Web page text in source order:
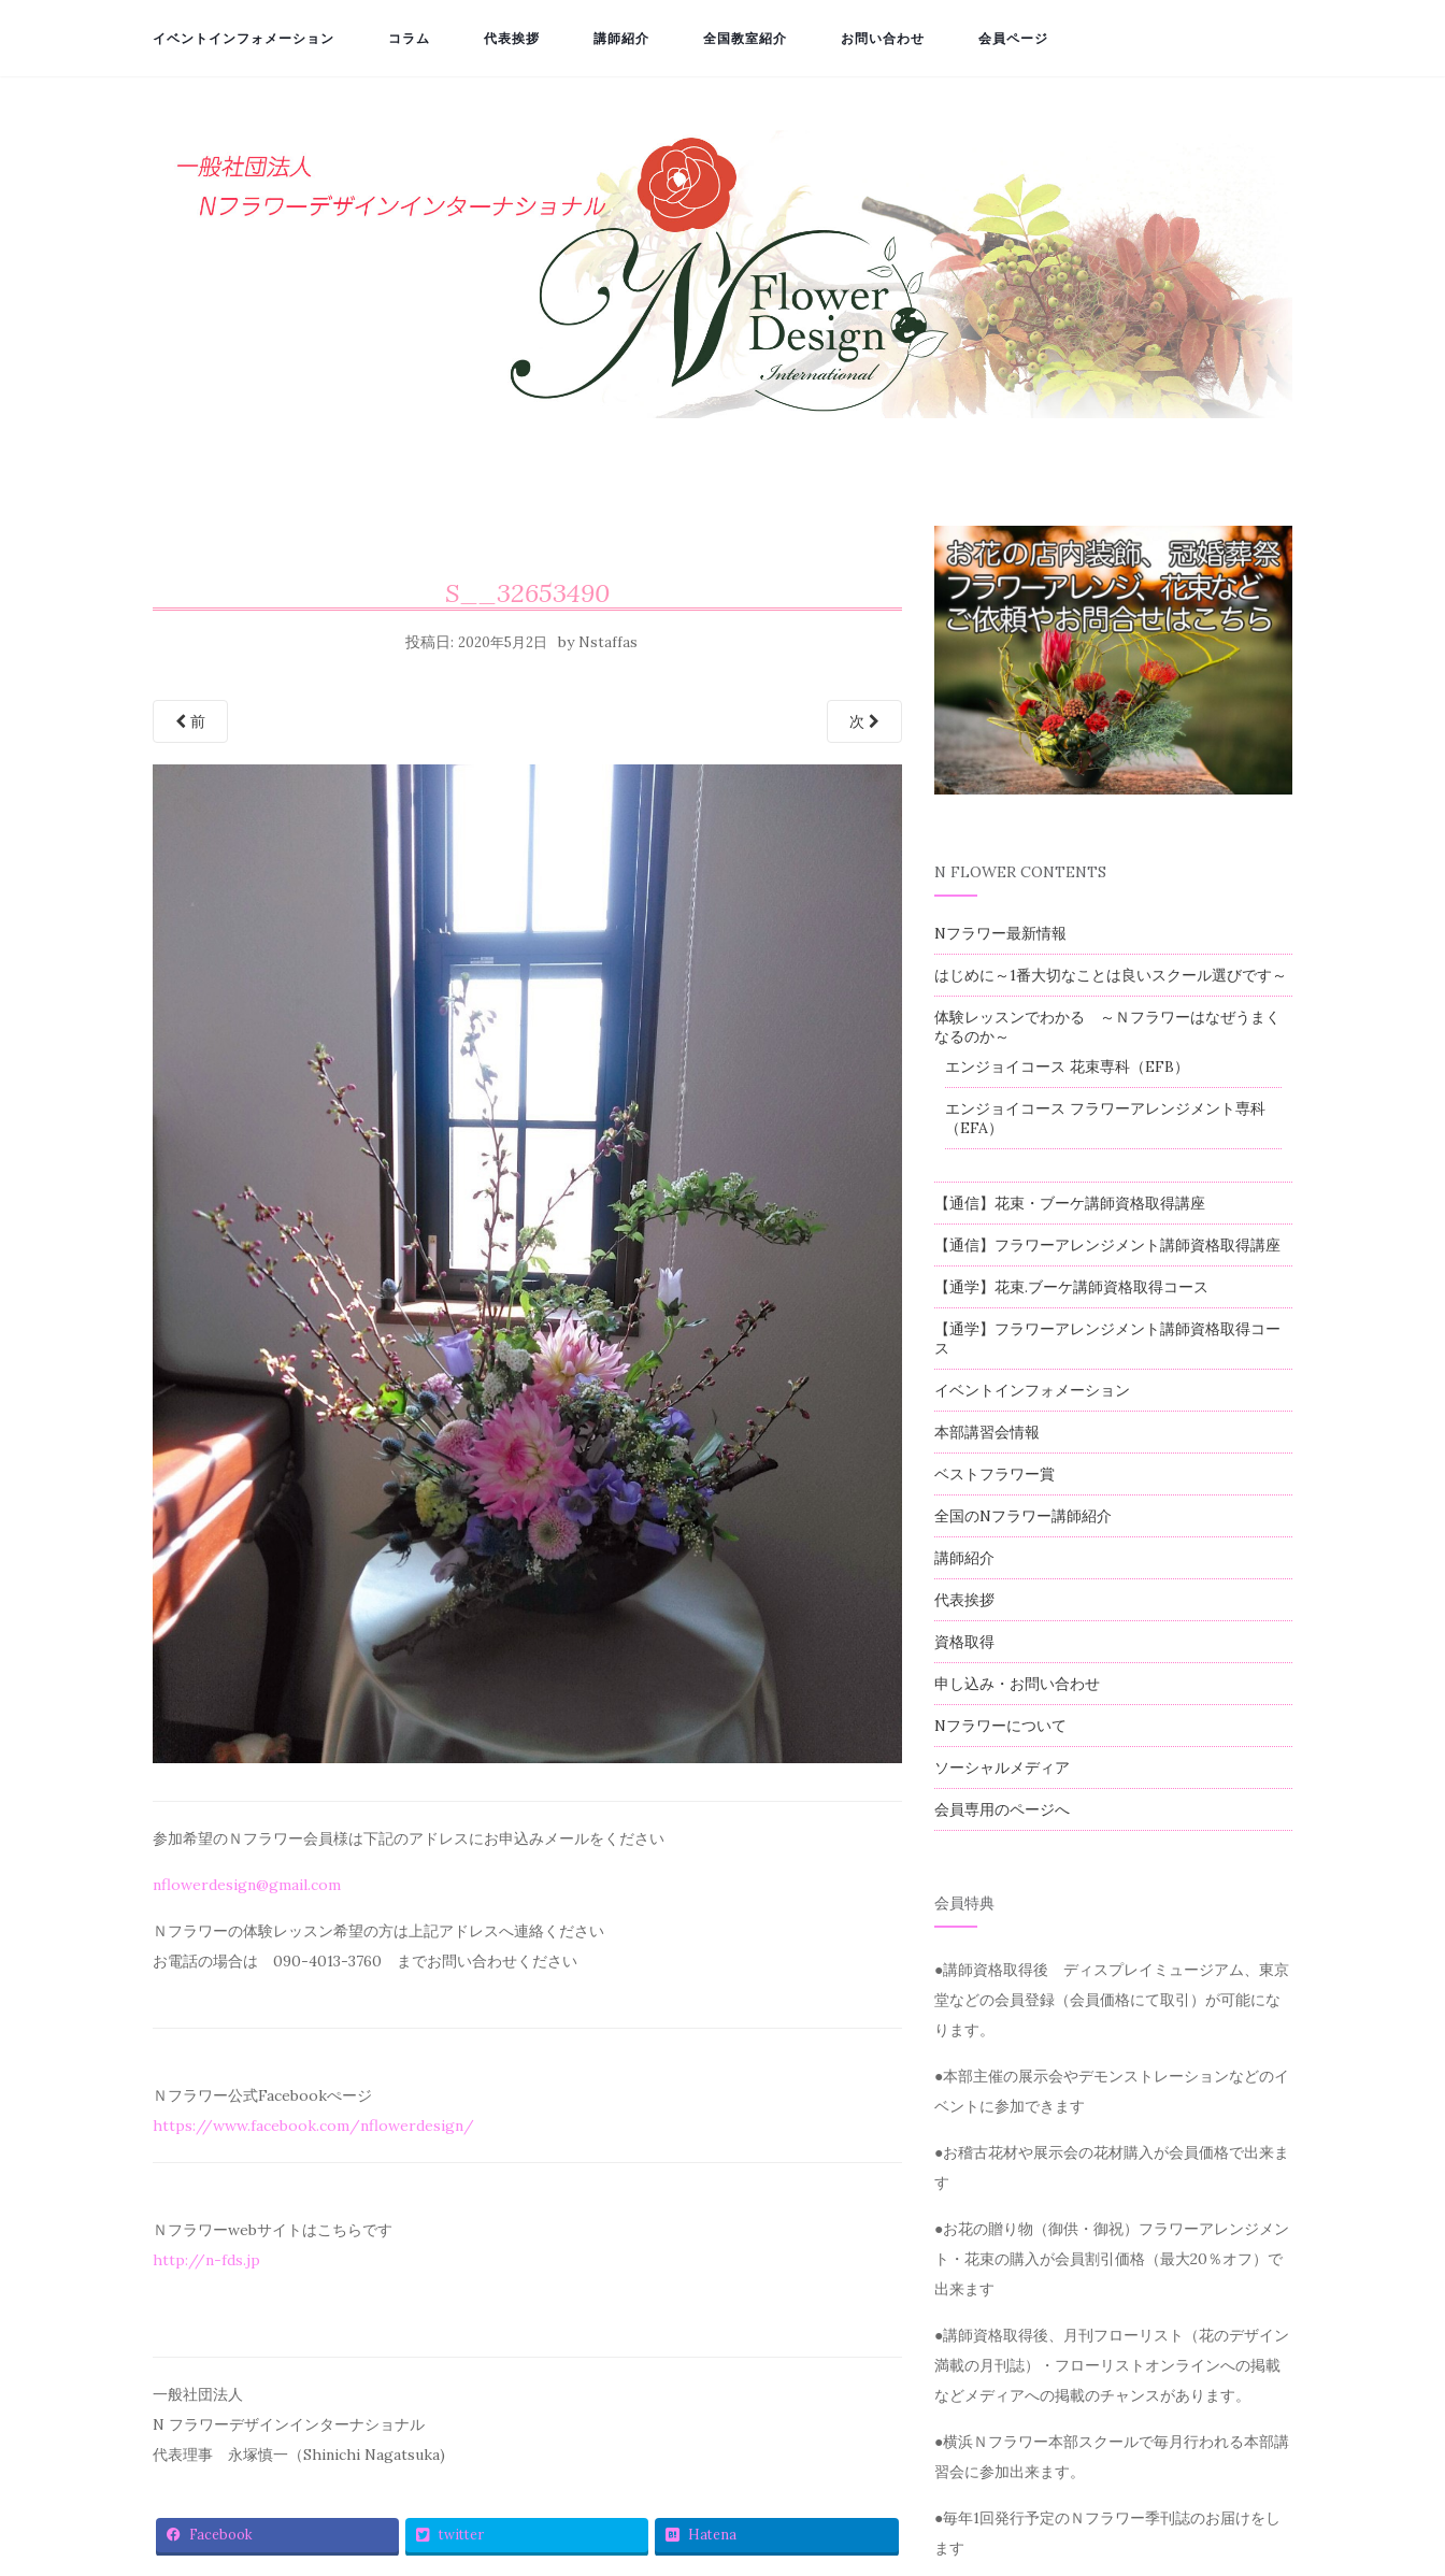
イベントインフォメーション コラム 代表挨拶 講師紹介 全国教室紹介 お問い合わせ 会員ページ
S__32653490
投稿日:2020年5月2日 by Nstaffas
前 次
参加希望のＮフラワー会員様は下記のアドレスにお申込みメールを ください
nflowerdesign@gmail.com
Ｎフラワーの体験レッスン希望の方は上記アドレスへ連絡ください
お電話の場合は 090-4013-3760 までお問い合わせください
Ｎフラワー公式Facebookぺージ
https://www.facebook.com/nflowerdesign/
Ｎフラワーwebサイトはこちらです
http://n-fds.jp
一般社団法人
N フラワーデザインインターナショナル
代表理事 永塚慎一（Shinichi Nagatsuka)
Facebook twitter Hatena
N FLOWER CONTENTS
Nフラワー最新情報
はじめに～1番大切なことは良いスクール選びです～
体験レッスンでわかる ～Ｎフラワーはなぜうまく
なるのか～
エンジョイコース 花束専科（EFB）
エンジョイコース フラワーアレンジメント専科
（EFA）
【通信】花束・ブーケ講師資格取得講座
【通信】フラワーアレンジメント講師資格取得講座
【通学】花束.ブーケ講師資格取得コース
【通学】フラワーアレンジメント講師資格取得コー
ス
イベントインフォメーション
本部講習会情報
ベストフラワー賞
全国のNフラワー講師紹介
講師紹介
代表挨拶
資格取得
申し込み・お問い合わせ
Nフラワーについて
ソーシャルメディア
会員専用のページへ
会員特典
●講師資格取得後 ディスプレイミュージアム、東京
堂などの会員登録（会員価格にて取引）が可能にな
ります。
●本部主催の展示会やデモンストレーションなどのイ
ベントに参加できます
●お稽古花材や展示会の花材購入が会員価格で出来ま
す
●お花の贈り物（御供・御祝）フラワーアレンジメン
ト・花束の購入が会員割引価格（最大20％オフ）で
出来ます
●講師資格取得後、月刊フローリスト（花のデザイン
満載の月刊誌）・フローリストオンラインへの掲載
などメディアへの掲載のチャンスがあります。
●横浜Ｎフラワー本部スクールで毎月行われる本部講
習会に参加出来ます。
●毎年1回発行予定のＮフラワー季刊誌のお届けをし
ます